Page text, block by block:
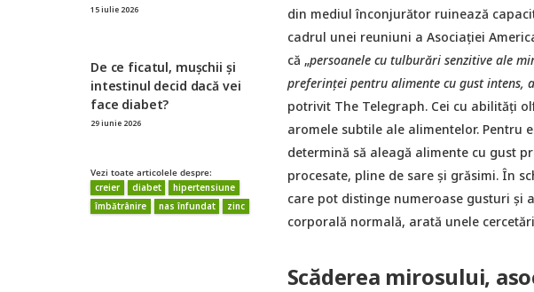
15 iulie 2026
De ce ficatul, mușchii și
intestinul decid dacă vei
face diabet?
29 iunie 2026
Vezi toate articolele despre:
creier
diabet
hipertensiune
îmbătrânire
nas înfundat zinc
din mediul înconjurător ruinează
cadrul unei reuniuni a Asociației
că „persoanele cu tulburări senzitive ale
preferinței pentru alimente cu gust intens,
potrivit The Telegraph. Cei cu abilități
aromele subtile ale alimentelor. Pentru
determină să aleagă alimente cu gust
procesate, pline de sare și grăsimi. În
care pot distinge numeroase gusturi și
corporală normală, arată unele
Scăderea mirosului,